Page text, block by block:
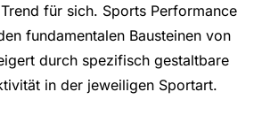
für sich. Sports Performance
fundamentalen Bausteinen von
durch spezifisch gestaltbare
in der jeweiligen Sportart.